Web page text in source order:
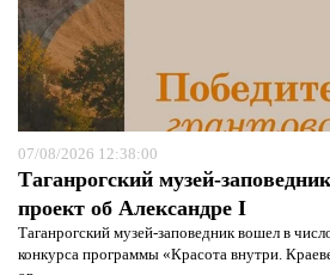
07/08/2026 12:38:00
Таганрогский музей-
проект об Александре I
Таганрогский музей-заповедник вошел в
конкурса программы «Красота внутри.